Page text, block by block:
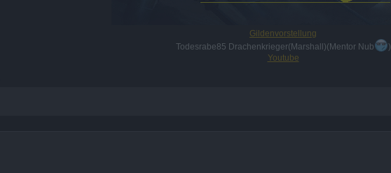
Gildenvorstellung
Todesrabe85 Drachenkrieger(Marshall)(Mentor Nub
)
Youtube